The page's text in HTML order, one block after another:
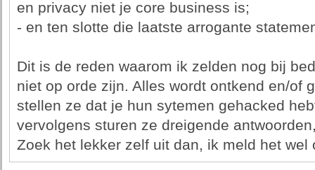
en privacy niet je core business is;
- en ten slotte die laatste arrogante
Dit is de reden waarom ik zelden nog bij
niet op orde zijn. Alles wordt ontkend en/of
stellen ze dat je hun sytemen gehacked
vervolgens sturen ze dreigende
Zoek het lekker zelf uit dan, ik meld het wel